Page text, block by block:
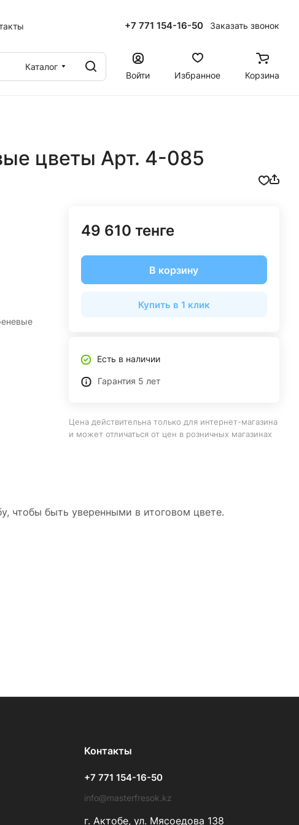
+7 771 154-16-50 Заказать звонок
Каталог
Войти
Избранное Корзина
цветы Арт. 4-085
49 610 тенге
В корзину
Купить в 1 клик
Есть в наличии
Гарантия 5 лет
Цена действительна только для интернет-магазина
и может отличаться от цен в розничных магазинах
чтобы быть уверенными в итоговом цвете.
Контакты
+7 771 154-16-50
info@masterfresok.kz
г. Актобе, ул. Мясоедова 138